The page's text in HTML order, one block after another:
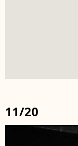
11/20